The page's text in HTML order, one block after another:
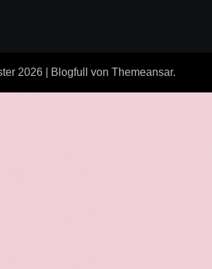
2026 Blogfull von Themeansar.